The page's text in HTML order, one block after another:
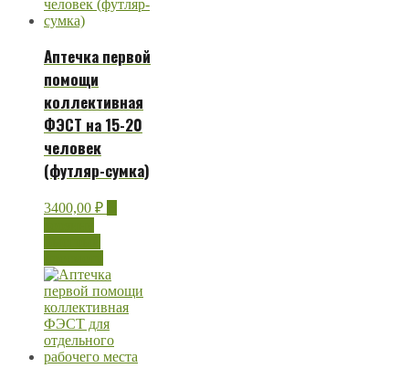
Аптечка первой
помощи
коллективная
ФЭСТ на 15-20
человек
(футляр-сумка)
3400,00 ₽